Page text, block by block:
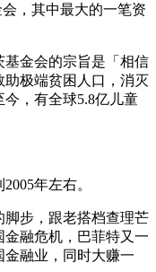
，其中最大的一笔资
金会的宗旨是「相信
极端贫困人口，消灭
，有全球5.8亿儿童
年左右。
步，跟老搭档查理芒
金融危机，巴菲特又一
融业，同时大赚一